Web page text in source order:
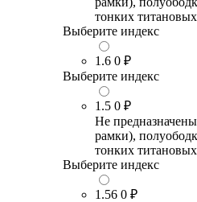
тонких
Выберите индекс
1.6 0 ₽
Выберите индекс
1.5 0 ₽
Не
рамки),
тонких
Выберите индекс
1.56 0 ₽